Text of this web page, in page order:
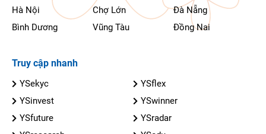
Hà Nội Chợ Lớn
Đà Nẵng
Bình Dương
Vũng Tàu Đồng Nai
Truy cập nhanh
YSekyc
YSflex
YSinvest
YSwinner
YSfuture
YSradar